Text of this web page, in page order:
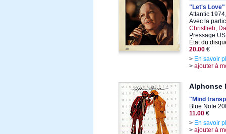
"Let's Love"
Atlantic
Avec la
Christlieb,
Pressage
État du
20.00 €
> En savoir
> ajouter à
Alphonse
"Mind
Blue Note
11.00 €
> En savoir
> ajouter à